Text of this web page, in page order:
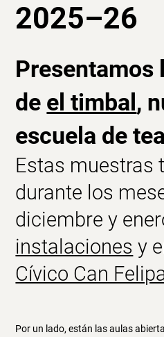
2025–26
Presentamos
de el timbal ,
escuela de
Estas muestras
durante los
diciembre y
instalaciones y
Cívico Can
Por un lado, están las aulas